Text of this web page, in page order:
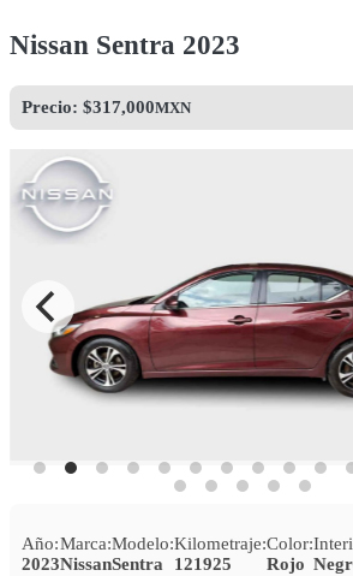
Nissan Sentra 2023
Precio: $317,000MXN
Año:
2023
Marca:
Nissan
Modelo:
Sentra
Kilometraje:
121925
Color:
Rojo